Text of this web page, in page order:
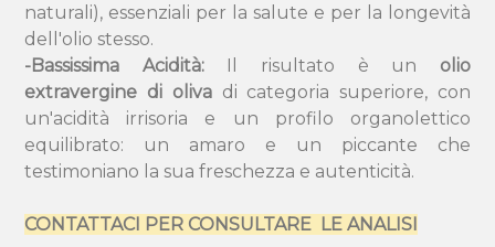
naturali), essenziali per la salute e per la longevità
dell'olio stesso.
-Bassissima Acidità:Il risultato è un olio
extravergine di olivadi categoria superiore, con
un'acidità irrisoria e un profilo organolettico
equilibrato: un amaro e un piccante che
testimoniano la sua freschezza e autenticità.
CONTATTACI PER CONSULTARE LE ANALISI